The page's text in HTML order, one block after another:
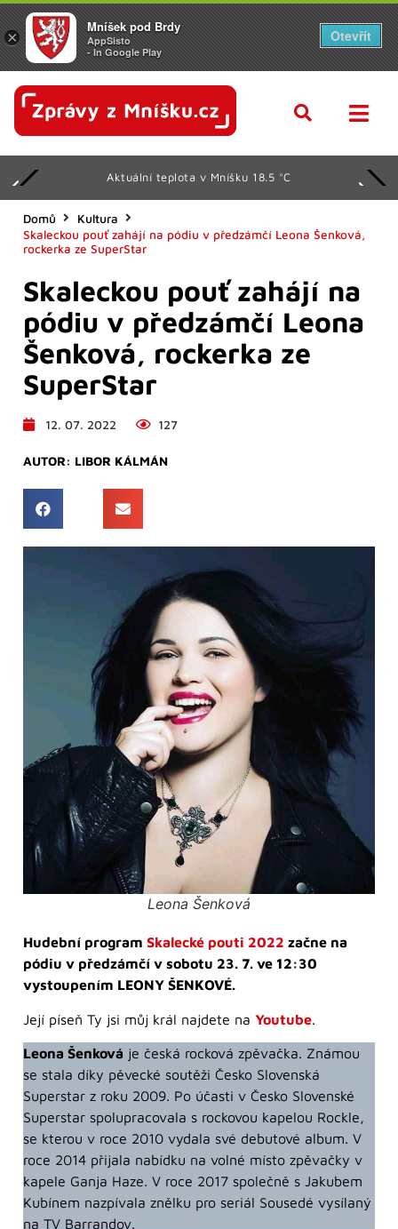
Aktuální teplota v Mníšku 18.5 °C
Domů
Kultura
Skaleckou pouť zahájí na pódiu v předzámčí Leona Šenková,
rockerka ze SuperStar
Skaleckou pouť zahájí na
pódiu v předzámčí Leona
Šenková, rockerka ze
SuperStar
12. 07. 2022 127
AUTOR: LIBOR KÁLMÁN
Leona Šenková
Hudební program Skalecké pouti 2022 začne na
pódiu v předzámčí v sobotu 23. 7. ve 12:30
vystoupením LEONY ŠENKOVÉ.
Její píseň Ty jsi můj král najdete na Youtube.
Leona Šenková je česká rocková zpěvačka. Známou
se stala díky pěvecké soutěži Česko Slovenská
Superstar z roku 2009. Po účasti v Česko Slovenské
Superstar spolupracovala s rockovou kapelou Rockle,
se kterou v roce 2010 vydala své debutové album. V
roce 2014 přijala nabídku na volné místo zpěvačky v
kapele Ganja Haze. V roce 2017 společně s Jakubem
Kubínem nazpívala znělku pro seriál Sousedé vysílaný
na TV Barrandov.
×
Mníšek pod Brdy
AppSisto
- In Google Play
Otevřít